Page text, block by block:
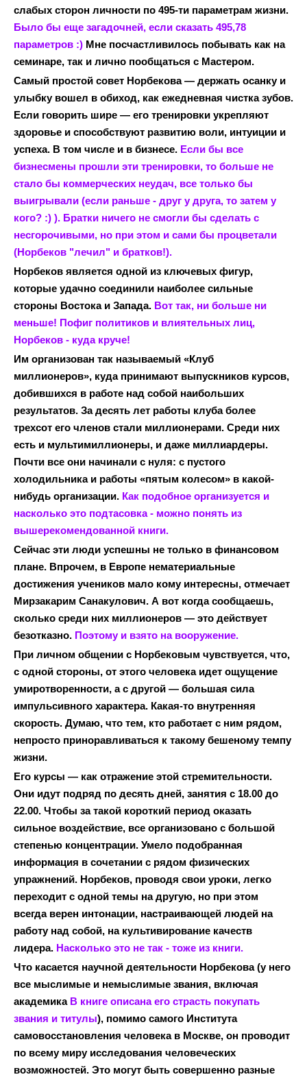
слабых сторон личности по 495-ти параметрам жизни.
Было бы еще загадочней, если сказать 495,78
параметров :) Мне посчастливилось побывать как на
семинаре, так и лично пообщаться с Мастером.
Самый простой совет Норбекова — держать осанку и
улыбку вошел в обиход, как ежедневная чистка зубов.
Если говорить шире — его тренировки укрепляют
здоровье и способствуют развитию воли, интуиции и
успеха. В том числе и в бизнесе. Если бы все
бизнесмены прошли эти тренировки, то больше не
стало бы коммерческих неудач, все только бы
выигрывали (если раньше - друг у друга, то затем у
кого? :) ). Братки ничего не смогли бы сделать с
несгорочивыми, но при этом и сами бы процветали
(Норбеков "лечил" и братков!).
Норбеков является одной из ключевых фигур,
которые удачно соединили наиболее сильные
стороны Востока и Запада. Вот так, ни больше ни
меньше! Пофиг политиков и влиятельных лиц,
Норбеков - куда круче!
Им организован так называемый «Клуб
миллионеров», куда принимают выпускников курсов,
добившихся в работе над собой наибольших
результатов. За десять лет работы клуба более
трехсот его членов стали миллионерами. Среди них
есть и мультимиллионеры, и даже миллиардеры.
Почти все они начинали с нуля: с пустого
холодильника и работы «пятым колесом» в какой-
нибудь организации. Как подобное организуется и
насколько это подтасовка - можно понять из
вышерекомендованной книги.
Сейчас эти люди успешны не только в финансовом
плане. Впрочем, в Европе нематериальные
достижения учеников мало кому интересны, отмечает
Мирзакарим Санакулович. А вот когда сообщаешь,
сколько среди них миллионеров — это действует
безотказно. Поэтому и взято на вооружение.
При личном общении с Норбековым чувствуется, что,
с одной стороны, от этого человека идет ощущение
умиротворенности, а с другой — большая сила
импульсивного характера. Какая-то внутренняя
скорость. Думаю, что тем, кто работает с ним рядом,
непросто приноравливаться к такому бешеному темпу
жизни.
Его курсы — как отражение этой стремительности.
Они идут подряд по десять дней, занятия с 18.00 до
22.00. Чтобы за такой короткий период оказать
сильное воздействие, все организовано с большой
степенью концентрации. Умело подобранная
информация в сочетании с рядом физических
упражнений. Норбеков, проводя свои уроки, легко
переходит с одной темы на другую, но при этом
всегда верен интонации, настраивающей людей на
работу над собой, на культивирование качеств
лидера. Насколько это не так - тоже из книги.
Что касается научной деятельности Норбекова (у него
все мыслимые и немыслимые звания, включая
академика В книге описана его страсть покупать
звания и титулы), помимо самого Института
самовосстановления человека в Москве, он проводит
по всему миру исследования человеческих
возможностей. Это могут быть совершенно разные